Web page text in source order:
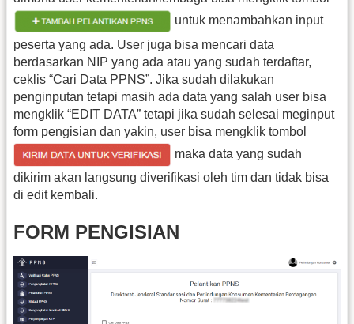
untuk menambahkan input
peserta yang ada. User juga bisa mencari data
berdasarkan NIP yang ada atau yang sudah terdaftar,
ceklis “Cari Data PPNS”. Jika sudah dilakukan
penginputan tetapi masih ada data yang salah user bisa
mengklik “EDIT DATA” tetapi jika sudah selesai meginput
form pengisian dan yakin, user bisa mengklik tombol
maka data yang sudah
dikirim akan langsung diverifikasi oleh tim dan tidak bisa
di edit kembali.
FORM PENGISIAN